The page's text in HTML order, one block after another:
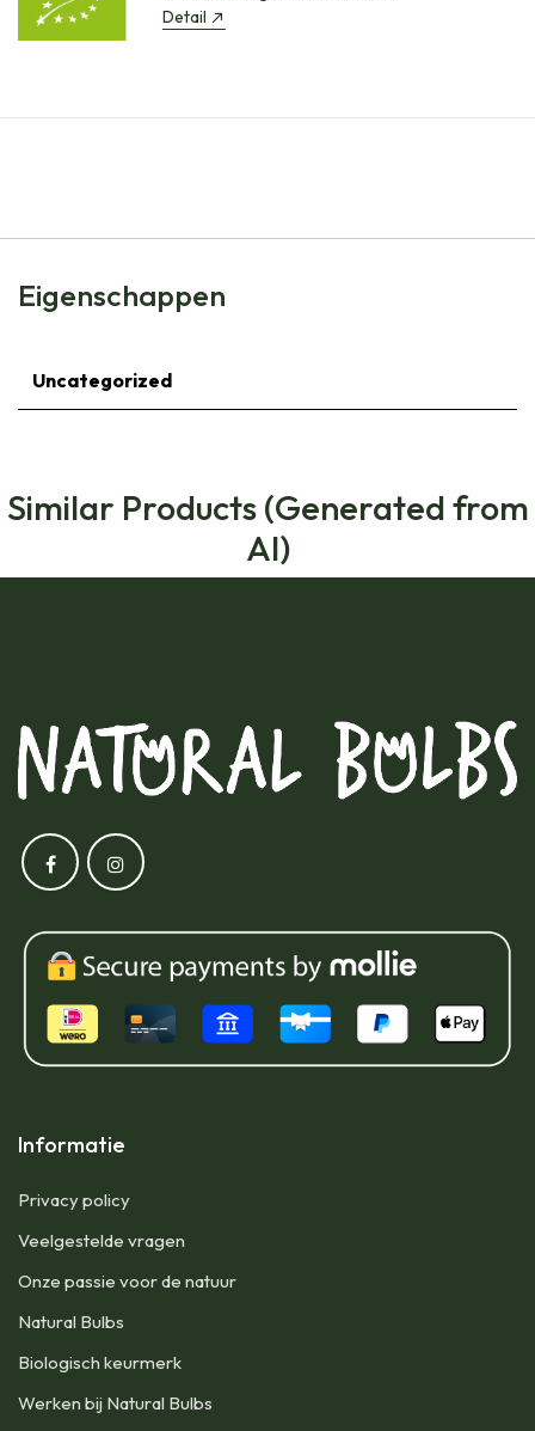
Detail
Eigenschappen
Uncategorized
Similar Products (Generated from
AI)
Informatie
Privacy policy
Veelgestelde vragen
Onze passie voor de natuur
Natural Bulbs
Biologisch keurmerk
Werken bij Natural Bulbs